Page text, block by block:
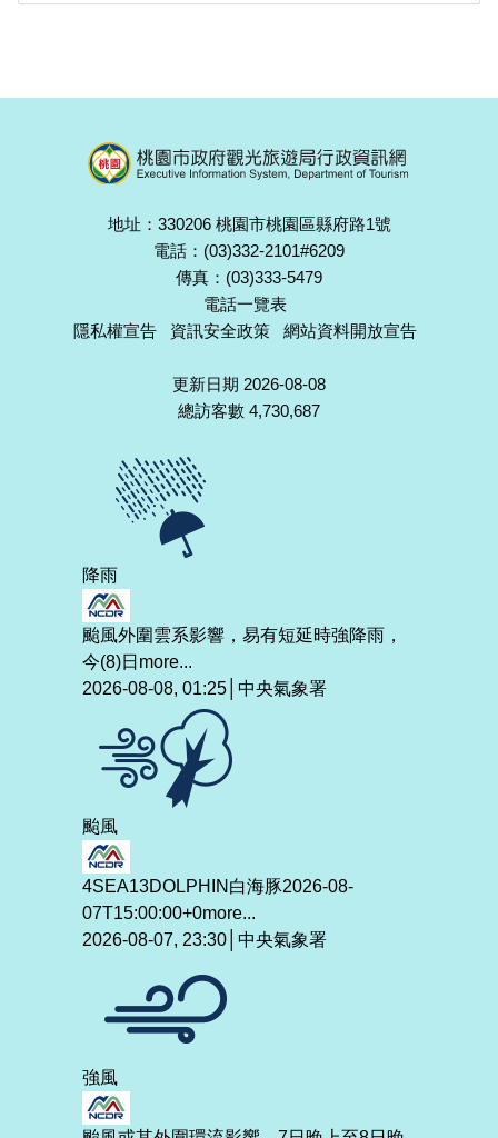
地址：330206 桃園市桃園區縣府路1號
電話：(03)332-2101#6209
傳真：(03)333-5479
電話一覽表
隱私權宣告
資訊安全政策 網站資料開放宣告
更新日期 2026-08-08
總訪客數 4,730,687
降雨
颱風外圍雲系影響，易有短延時強降雨，
今(8)日 more...
2026-08-08, 01:25│中央氣象署
颱風
4SEA13DOLPHIN白海豚2026-08-
07T15:00:00+0more...
2026-08-07, 23:30│中央氣象署
強風